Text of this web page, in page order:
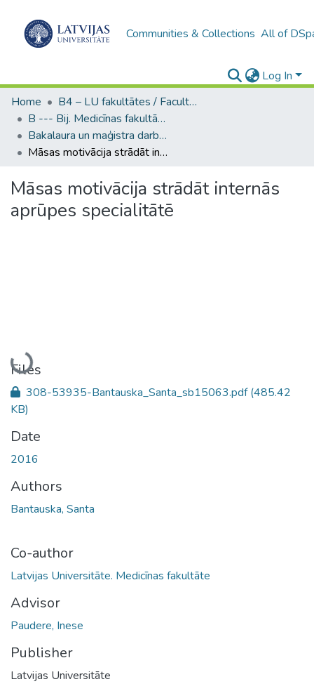
Communities & Collections All of
Log In
Home
B4 – LU fakultātes / Faculties of the UL
B --- Bij. Medicīnas fakultātes studentu noslēguma darbi / Faculty of Medicine - Graduate works
Bakalaura un maģistra darbi (MF) / Bachelor's and Master's theses
Māsas motivācija strādāt internās aprūpes specialitātē
Māsas motivācija strādāt internās
aprūpes specialitātē
Loading...
Files
308-53935-Bantauska_Santa_sb15063.pdf(485.42
KB)
Date
2016
Authors
Bantauska, Santa
Co-author
Latvijas Universitāte. Medicīnas fakultāte
Advisor
Paudere, Inese
Publisher
Latvijas Universitāte